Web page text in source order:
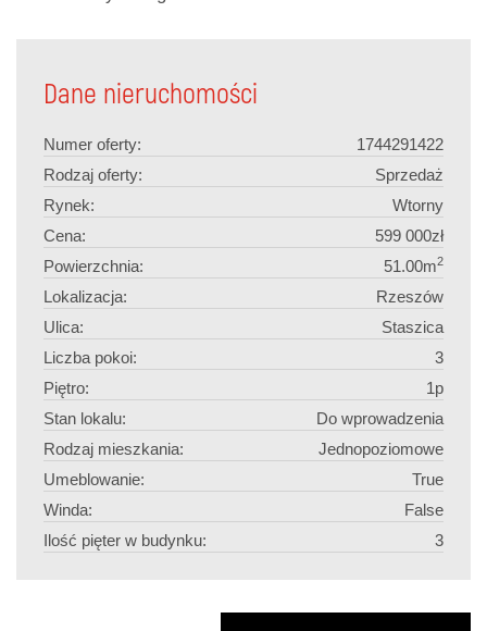
Dane nieruchomości
Numer oferty:
1744291422
Rodzaj oferty:
Sprzedaż
Rynek:
Wtorny
Cena:
599 000zł
Powierzchnia:
51.00m2
Lokalizacja:
Rzeszów
Ulica:
Staszica
Liczba pokoi:
3
Piętro:
1p
Stan lokalu:
Do wprowadzenia
Rodzaj mieszkania:
Jednopoziomowe
Umeblowanie:
True
Winda:
False
Ilość pięter w budynku:
3